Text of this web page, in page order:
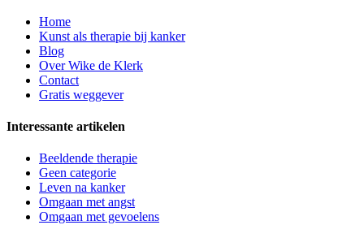
Home
Kunst als therapie bij kanker
Blog
Over Wike de Klerk
Contact
Gratis weggever
Interessante artikelen
Beeldende therapie
Geen categorie
Leven na kanker
Omgaan met angst
Omgaan met gevoelens